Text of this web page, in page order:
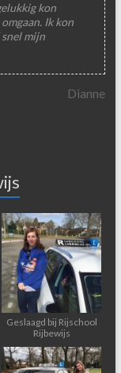
kon
Ik kon
snel mijn
Dianne
Geslaagd bij Rijschool
Rijbewijs